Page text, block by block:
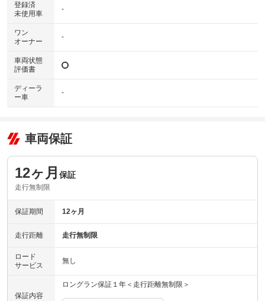
登録済
未使用車
-
ワン
オーナー
-
車両状態
評価書
ディーラ
ー車
-
車両保証
12ヶ月 保証
走行無制限
保証期間 12ヶ月
走行距離 走行無制限
ロード
サービス
無し
保証内容
ロングラン保証１年＜走行距離無制限＞